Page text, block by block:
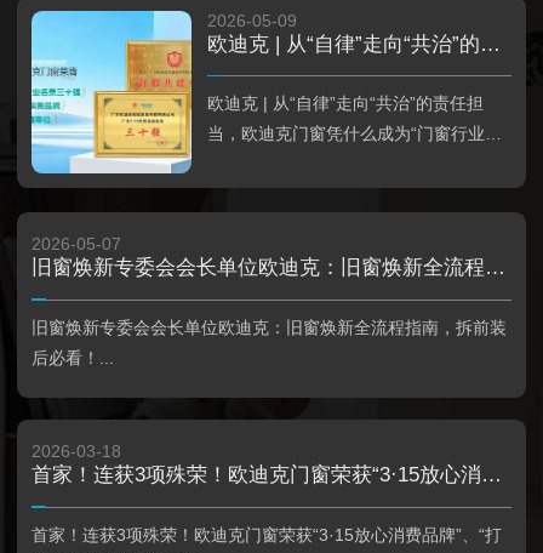
2026-05-09
欧迪克 | 从“自律”走向“共治”的责任担当，欧迪克门窗凭什么成为“门窗行业首家”？
欧迪克 | 从“自律”走向“共治”的责任担
当，欧迪克门窗凭什么成为“门窗行业首
2026-05-07
旧窗焕新专委会会长单位欧迪克：旧窗焕新全流程指南，拆前装后必看！
旧窗焕新专委会会长单位欧迪克：旧窗焕新全流程指南，拆前装
后必看！...
2026-03-18
首家！连获3项殊荣！欧迪克门窗荣获“3·15放心消费品牌”、“打假共建单位”“广东3·15优质企业名录三十强”
首家！连获3项殊荣！欧迪克门窗荣获“3·15放心消费品牌”、“打